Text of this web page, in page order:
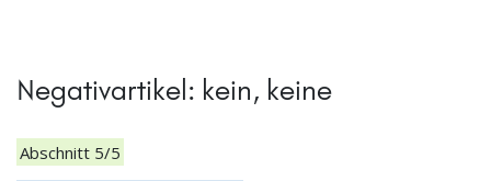
Negativartikel: kein, keine
Abschnitt 5/5